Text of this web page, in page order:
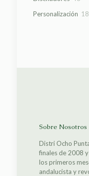
Personalización 18
Sobre Nosotros
Distri Ocho
finales de 2008
los primeros
andalucista y